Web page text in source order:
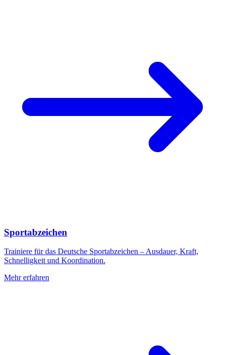
Sportabzeichen
Trainiere für das Deutsche Sportabzeichen – Ausdauer, Kraft,
Schnelligkeit und Koordination.
Mehr erfahren